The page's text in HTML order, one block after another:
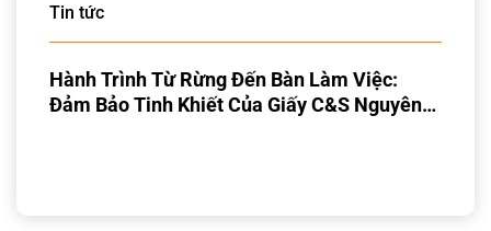
Tin tức
Hành Trình Từ Rừng Đến Bàn Làm Việc:
Đảm Bảo Tinh Khiết Của Giấy C&S Nguyên